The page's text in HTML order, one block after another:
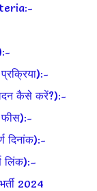
कैसे करें?):-
दिनांक):-
लिंक):–
2024